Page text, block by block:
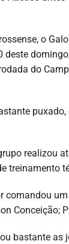
o
deste
do
realizou
treinamento
comandou
Conceição;
bastante as